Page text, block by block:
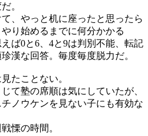
。
、やっと机に座ったと思ったら
り始めるまでに何分かかる
ば0と6、4と9は判別不能、転記
漢な回答。毎度毎度脱力だ。
たことない。
て塾の席順は気にしていたが、
ノウケンを見ない子にも有効な
慄の時間。